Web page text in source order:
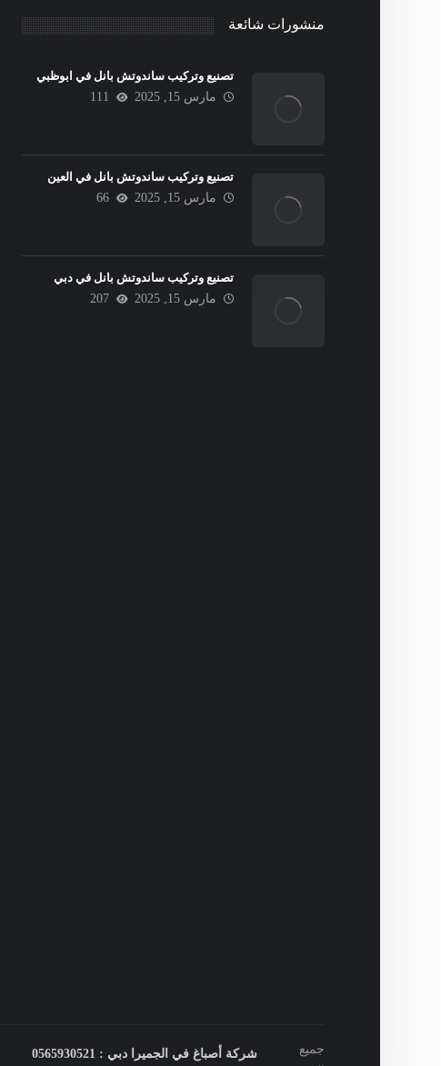
منشورات شائعة
تصنيع وتركيب ساندوتش بانل في ابوظبي
مارس 15, 2025
111
تصنيع وتركيب ساندوتش بانل في العين
مارس 15, 2025
66
تصنيع وتركيب ساندوتش بانل في دبي
مارس 15, 2025
207
جميع
شركة أصباغ في الجميرا دبي : 0565930521